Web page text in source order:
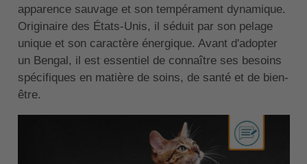
apparence sauvage et son tempérament dynamique.
Originaire des États-Unis, il séduit par son pelage
unique et son caractère énergique. Avant d'adopter
un Bengal, il est essentiel de connaître ses besoins
spécifiques en matière de soins, de santé et de bien-
être.